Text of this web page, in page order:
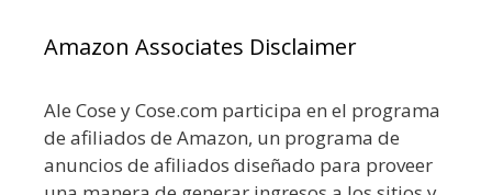
Amazon Associates Disclaimer
Ale Cose y Cose.com participa en el programa
de afiliados de Amazon, un programa de
anuncios de afiliados diseñado para proveer